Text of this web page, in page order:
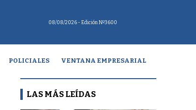
08/08/2026 - Edición Nº3600
POLICIALES VENTANA EMPRESARIAL
LAS MÁS LEÍDAS